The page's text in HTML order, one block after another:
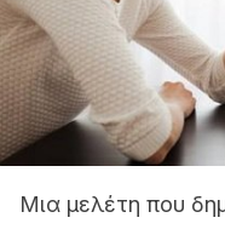
Μια μελέτη που